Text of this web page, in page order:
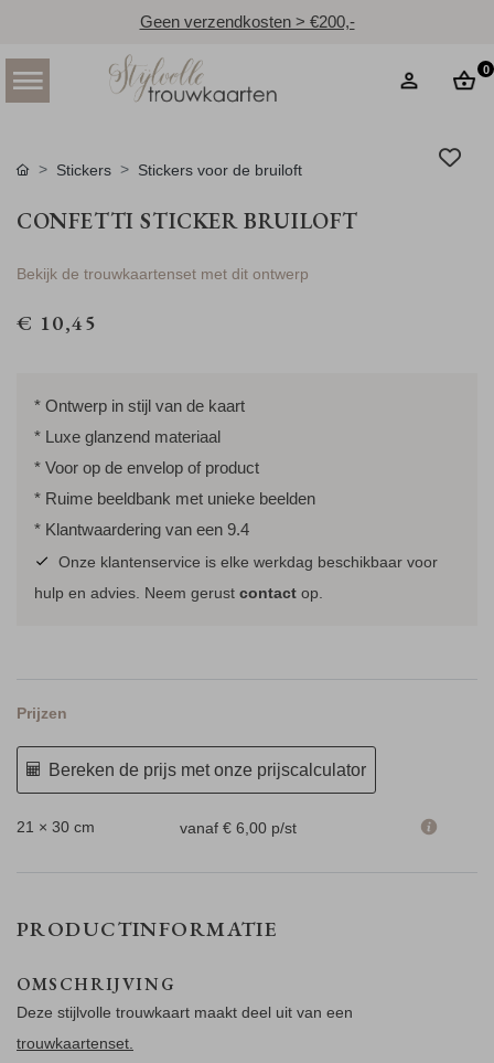
Geen verzendkosten > €200,-
0
Stickers Stickers voor de bruiloft
CONFETTI STICKER BRUILOFT
Bekijk de trouwkaartenset met dit ontwerp
€ 10,45
* Ontwerp in stijl van de kaart
* Luxe glanzend materiaal
* Voor op de envelop of product
* Ruime beeldbank met unieke beelden
* Klantwaardering van een 9.4
Onze klantenservice is elke werkdag beschikbaar voor
hulp en advies. Neem gerust contact op.
Prijzen
Bereken de prijs met onze prijscalculator
21 × 30 cm vanaf € 6,00 p/st
PRODUCTINFORMATIE
OMSCHRIJVING
Deze stijlvolle trouwkaart maakt deel uit van een
trouwkaartenset.